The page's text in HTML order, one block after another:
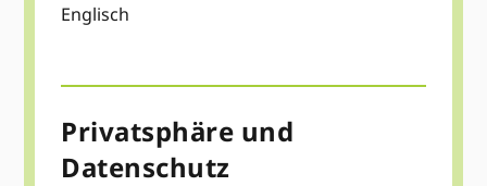
Englisch
Privatsphäre und
Datenschutz